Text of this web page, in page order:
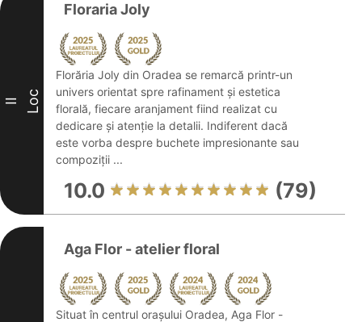
II Loc
Floraria Joly
Florăria Joly din Oradea se remarcă printr-un
univers orientat spre rafinament și estetica
florală, fiecare aranjament fiind realizat cu
dedicare și atenție la detalii. Indiferent dacă
este vorba despre buchete impresionante sau
compoziții ...
10.0 (79)
Aga Flor - atelier floral
Situat în centrul orașului Oradea, Aga Flor -